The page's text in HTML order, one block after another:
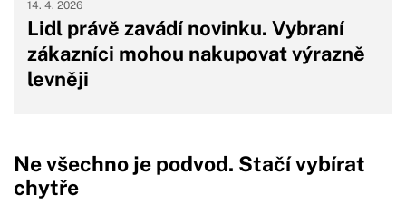
Lidl právě zavádí novinku. Vybraní
zákazníci mohou nakupovat výrazně
levněji
14. 4. 2026
Ne všechno je podvod. Stačí vybírat
chytře